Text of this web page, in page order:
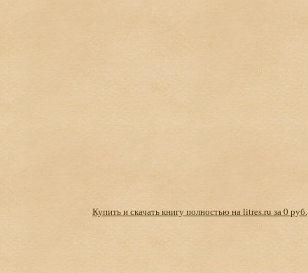
Купить и скачать книгу полностью на litres.ru за 0 руб.